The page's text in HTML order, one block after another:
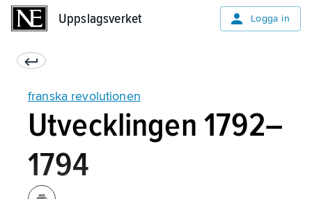
Uppslagsverket Logga in
franska revolutionen
Utvecklingen 1792–
1794